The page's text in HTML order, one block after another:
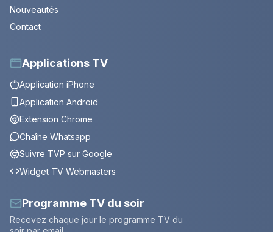
Nouveautés
Contact
Applications TV
Application iPhone
Application Android
Extension Chrome
Chaîne Whatsapp
Suivre TVP sur Google
Widget TV Webmasters
Programme TV du soir
Recevez chaque jour le programme TV du